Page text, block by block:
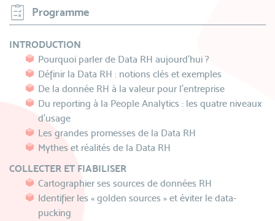
Programme
INTRODUCTION
Pourquoi parler de Data RH aujourd’hui ?
Définir la Data RH : notions clés et exemples
De la donnée RH à la valeur pour l’entreprise
Du reporting à la People Analytics : les quatre niveaux
d’usage
Les grandes promesses de la Data RH
Mythes et réalités de la Data RH
COLLECTER ET FIABILISER
Cartographier ses sources de données RH
Identifier les « golden sources » et éviter le data-
pucking